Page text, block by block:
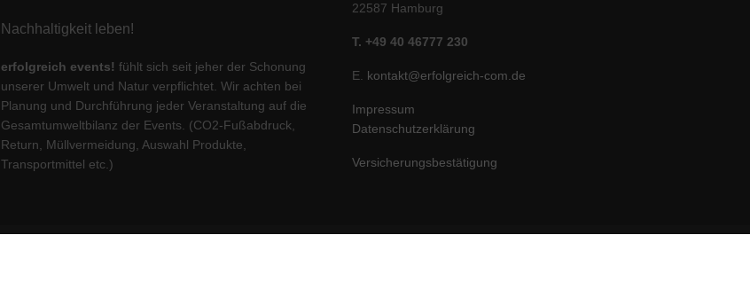
Nachhaltigkeit leben!
erfolgreich events! fühlt sich seit jeher der Schonung
unserer Umwelt und Natur verpflichtet. Wir achten bei
Planung und Durchführung jeder Veranstaltung auf die
Gesamtumweltbilanz der Events. (CO2-Fußabdruck,
Return, Müllvermeidung, Auswahl Produkte,
Transportmittel etc.)
22587 Hamburg
T. +49 40 46777 230
E. kontakt@erfolgreich-com.de
Impressum
Datenschutzerklärung
Versicherungsbestätigung